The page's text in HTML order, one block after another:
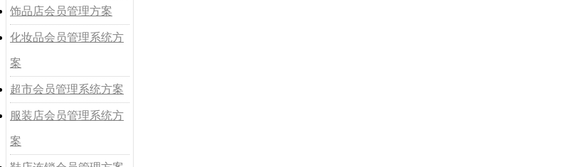
饰品店会员管理方案
化妆品会员管理系统方
案
超市会员管理系统方案
服装店会员管理系统方
案